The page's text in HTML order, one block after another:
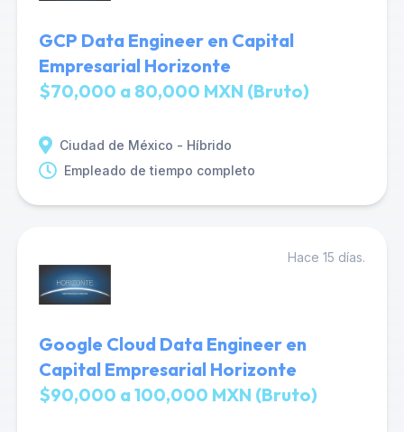
GCP Data Engineer en Capital
Empresarial Horizonte
$70,000 a 80,000 MXN (Bruto)
Ciudad de México - Híbrido
Empleado de tiempo completo
Hace 15 días.
Google Cloud Data Engineer en
Capital Empresarial Horizonte
$90,000 a 100,000 MXN (Bruto)